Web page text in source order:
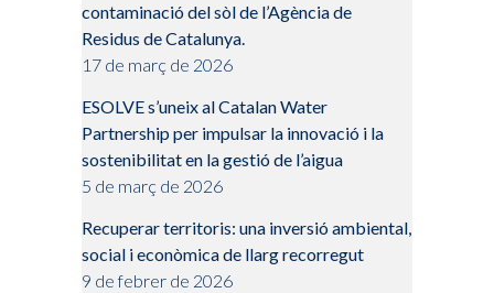
contaminació del sòl de l’Agència de
Residus de Catalunya.
17 de març de 2026
ESOLVE s’uneix al Catalan Water
Partnership per impulsar la innovació i la
sostenibilitat en la gestió de l’aigua
5 de març de 2026
Recuperar territoris: una inversió ambiental,
social i econòmica de llarg recorregut
9 de febrer de 2026